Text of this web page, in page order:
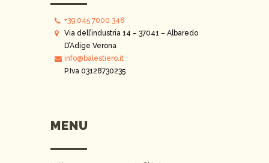
+39 045 7000 346
Via dell’industria 14 – 37041 – Albaredo
D’Adige Verona
info@balestiero.it
P.Iva 03128730235
MENU